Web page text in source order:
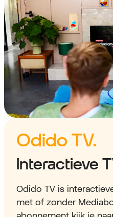
Odido TV.
Interactieve
Odido TV is
met of zonder